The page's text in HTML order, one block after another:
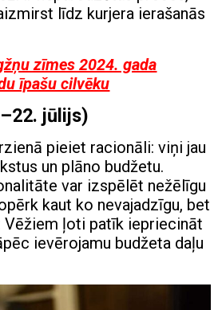
līdz kurjera ierašanās
zīmes 2024. gada
īpašu cilvēku
jūlijs)
pieiet racionāli: viņi jau
un plāno budžetu.
var izspēlēt nežēlīgu
kaut ko nevajadzīgu, bet
Vēžiem ļoti patīk iepriecināt
ievērojamu budžeta daļu